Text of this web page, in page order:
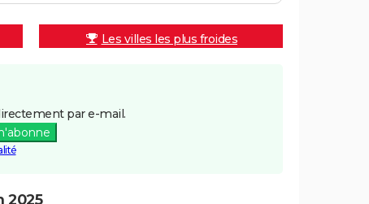
Les villes les plus froides
par e-mail.
2025